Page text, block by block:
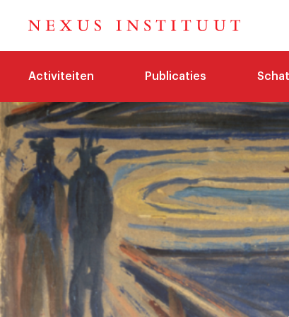
Activiteiten Publicaties